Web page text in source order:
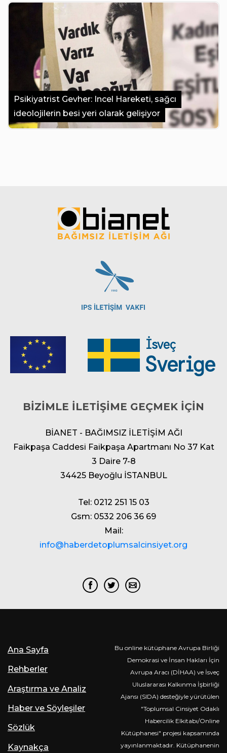
Psikiyatrist Gevher: Incel Hareketi, sağcı
ideolojilerin besi yeri olarak gelişiyor
BİZİMLE İLETİŞİME GEÇMEK İÇİN
BİANET - BAĞIMSIZ İLETİŞİM AĞI
Faikpaşa Caddesi Faikpaşa Apartmanı No 37 Kat
3 Daire 7-8
34425 Beyoğlu İSTANBUL
Tel: 0212 251 15 03
Gsm: 0532 206 36 69
Mail:
info@haberdetoplumsalcinsiyet.org
Ana Sayfa
Rehberler
Araştırma ve Analiz
Haber ve Söyleşiler
Sözlük
Kaynakça
Bu online kütüphane Avrupa Birliği
Demokrasi ve İnsan Hakları İçin
Avrupa Aracı (DİHAA) ve İsveç
Uluslararası Kalkınma İşbirliği
Ajansı (SIDA) desteğiyle yürütülen
"Toplumsal Cinsiyet Odaklı
Habercilik Elkitabı/Online
Kütüphanesi" projesi kapsamında
yayınlanmaktadır. Kütüphanenin